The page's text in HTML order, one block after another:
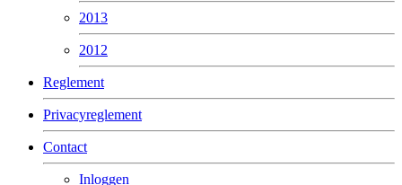
2013
2012
Reglement
Privacyreglement
Contact
Inloggen